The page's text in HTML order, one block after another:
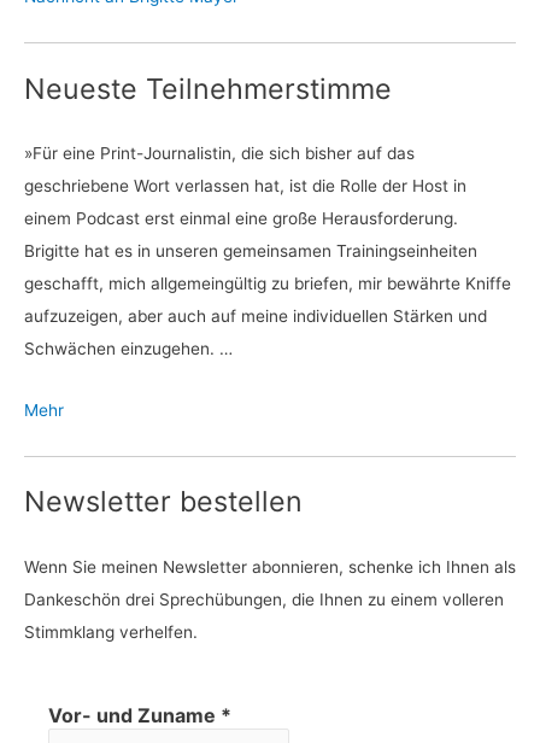
Neueste Teilnehmerstimme
»Für eine Print-Journalistin, die sich bisher auf das
geschriebene Wort verlassen hat, ist die Rolle der Host in
einem Podcast erst einmal eine große Herausforderung.
Brigitte hat es in unseren gemeinsamen Trainingseinheiten
geschafft, mich allgemeingültig zu briefen, mir bewährte Kniffe
aufzuzeigen, aber auch auf meine individuellen Stärken und
Schwächen einzugehen. …
Mehr
Newsletter bestellen
Wenn Sie meinen Newsletter abonnieren, schenke ich Ihnen als
Dankeschön drei Sprechübungen, die Ihnen zu einem volleren
Stimmklang verhelfen.
Vor- und Zuname *